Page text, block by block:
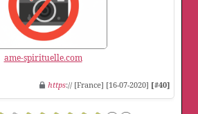
ame-spirituelle.com
https:// [France] [16-07-2020] [#40]